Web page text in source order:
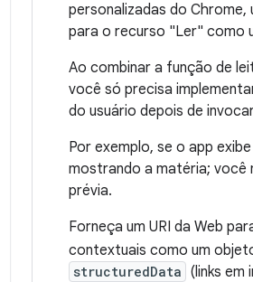
personalizadas do Chrome,
para o recurso "Ler" como
Ao combinar a função de
você só precisa
do usuário depois de
Por exemplo, se o app
mostrando a matéria; você
prévia.
Forneça um URI da Web
contextuais como um
structuredData (links em